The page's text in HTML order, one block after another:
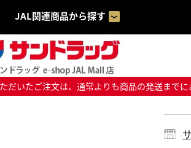
JAL関連商品から探す
いたご注文は、通常よりも商品の発送まで